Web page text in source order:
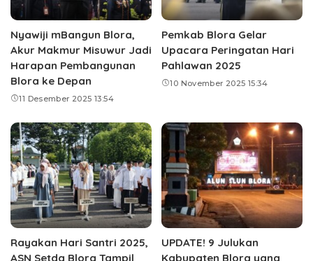
Nyawiji mBangun Blora,
Akur Makmur Misuwur Jadi
Harapan Pembangunan
Blora ke Depan
11 Desember 2025 13:54
Pemkab Blora Gelar
Upacara Peringatan Hari
Pahlawan 2025
10 November 2025 15:34
Rayakan Hari Santri 2025,
ASN Setda Blora Tampil
UPDATE! 9 Julukan
Kabupaten Blora yang